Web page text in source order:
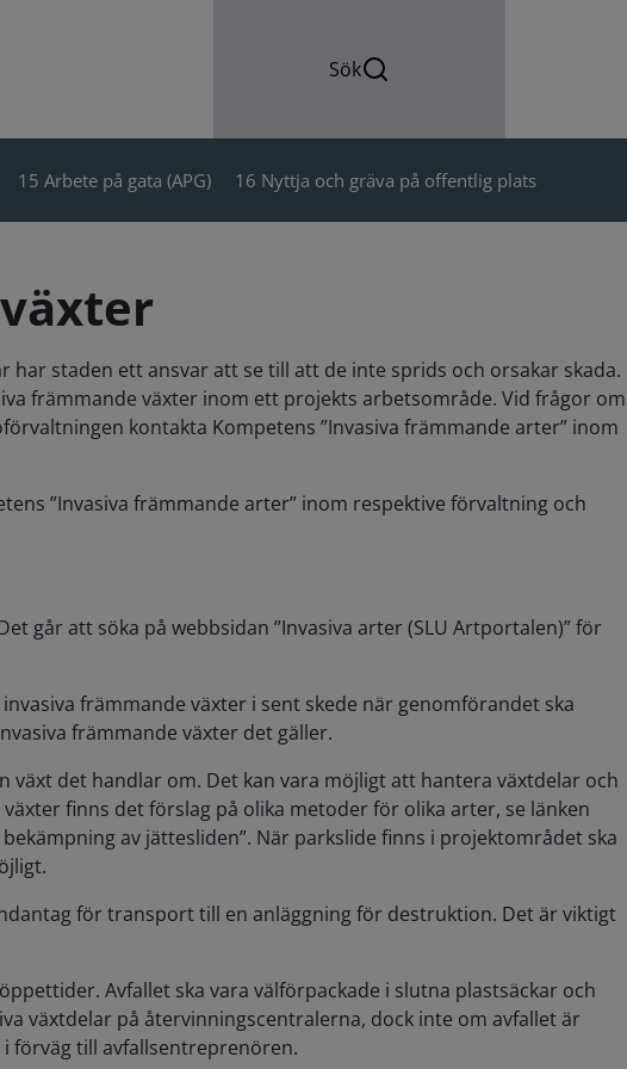
Sök
15 Arbete på gata (APG) 16 Nyttja och gräva på offentlig plats
staden ett ansvar att se till att de inte sprids och orsakar skada.
främmande växter inom ett projekts arbetsområde. Vid frågor om
kontakta Kompetens ”Invasiva främmande arter” inom
”Invasiva främmande arter” inom respektive förvaltning och
går att söka på webbsidan ”Invasiva arter (SLU Artportalen)” för
främmande växter i sent skede när genomförandet ska
främmande växter det gäller.
det handlar om. Det kan vara möjligt att hantera växtdelar och
finns det förslag på olika metoder för olika arter, se länken
av jättesliden”. När parkslide finns i projektområdet ska
för transport till en anläggning för destruktion. Det är viktigt
Avfallet ska vara välförpackade i slutna plastsäckar och
växtdelar på återvinningscentralerna, dock inte om avfallet är
förväg till avfallsentreprenören.